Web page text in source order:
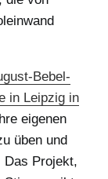
Bebel-
in Leipzig in
eigenen
üben und
Das Projekt,